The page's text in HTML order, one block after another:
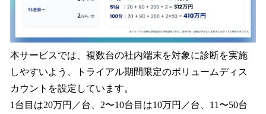
本サービスでは、複数台の社内端末を対象に診断を実施
しやすいよう、トライアル期間限定のボリュームディス
カウントを設定しています。
1台目は20万円／台、2〜10台目は10万円／台、11〜50台